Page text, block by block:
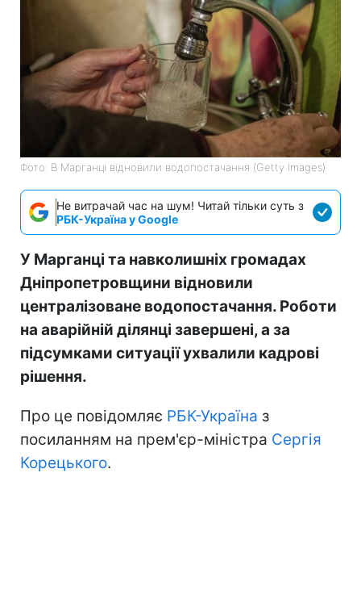
Фото: В Марганці відновили водопостачання (Getty Images)
Не витрачай час на шум! Читай тільки суть з
РБК-Україна у Google
У Марганці та навколишніх громадах
Дніпропетровщини відновили
централізоване водопостачання. Роботи
на аварійній ділянці завершені, а за
підсумками ситуації ухвалили кадрові
рішення.
Про це повідомляє РБК-Україна з
посиланням на прем'єр-міністра Сергія
Корецького.